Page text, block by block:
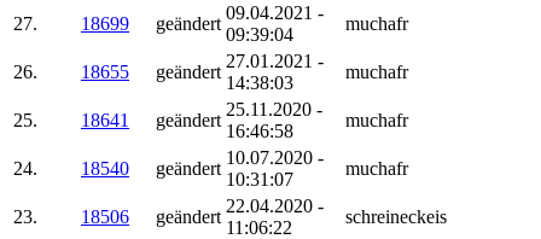
27. 18699 geändert
09.04.2021 -
09:39:04
muchafr
26. 18655 geändert
27.01.2021 -
14:38:03
muchafr
25. 18641 geändert
25.11.2020 -
16:46:58
muchafr
24. 18540 geändert
10.07.2020 -
10:31:07
muchafr
23. 18506 geändert
22.04.2020 -
11:06:22
schreineckeis